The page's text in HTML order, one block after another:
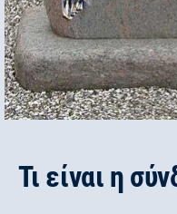
Τι είναι η